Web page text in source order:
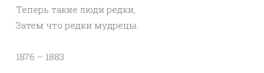
Теперь такие люди редки,
Затем что редки мудрецы.
1876 – 1883